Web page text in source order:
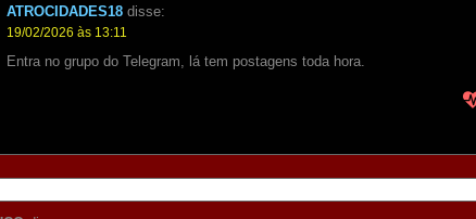
ATROCIDADES18 disse:
19/02/2026 às 13:11
Entra no grupo do Telegram, lá tem postagens toda hora.